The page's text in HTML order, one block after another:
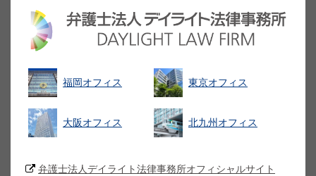
福岡オフィス 東京オフィス
大阪オフィス 北九州オフィス
弁護士法人デイライト法律事務所オフィシャルサイト